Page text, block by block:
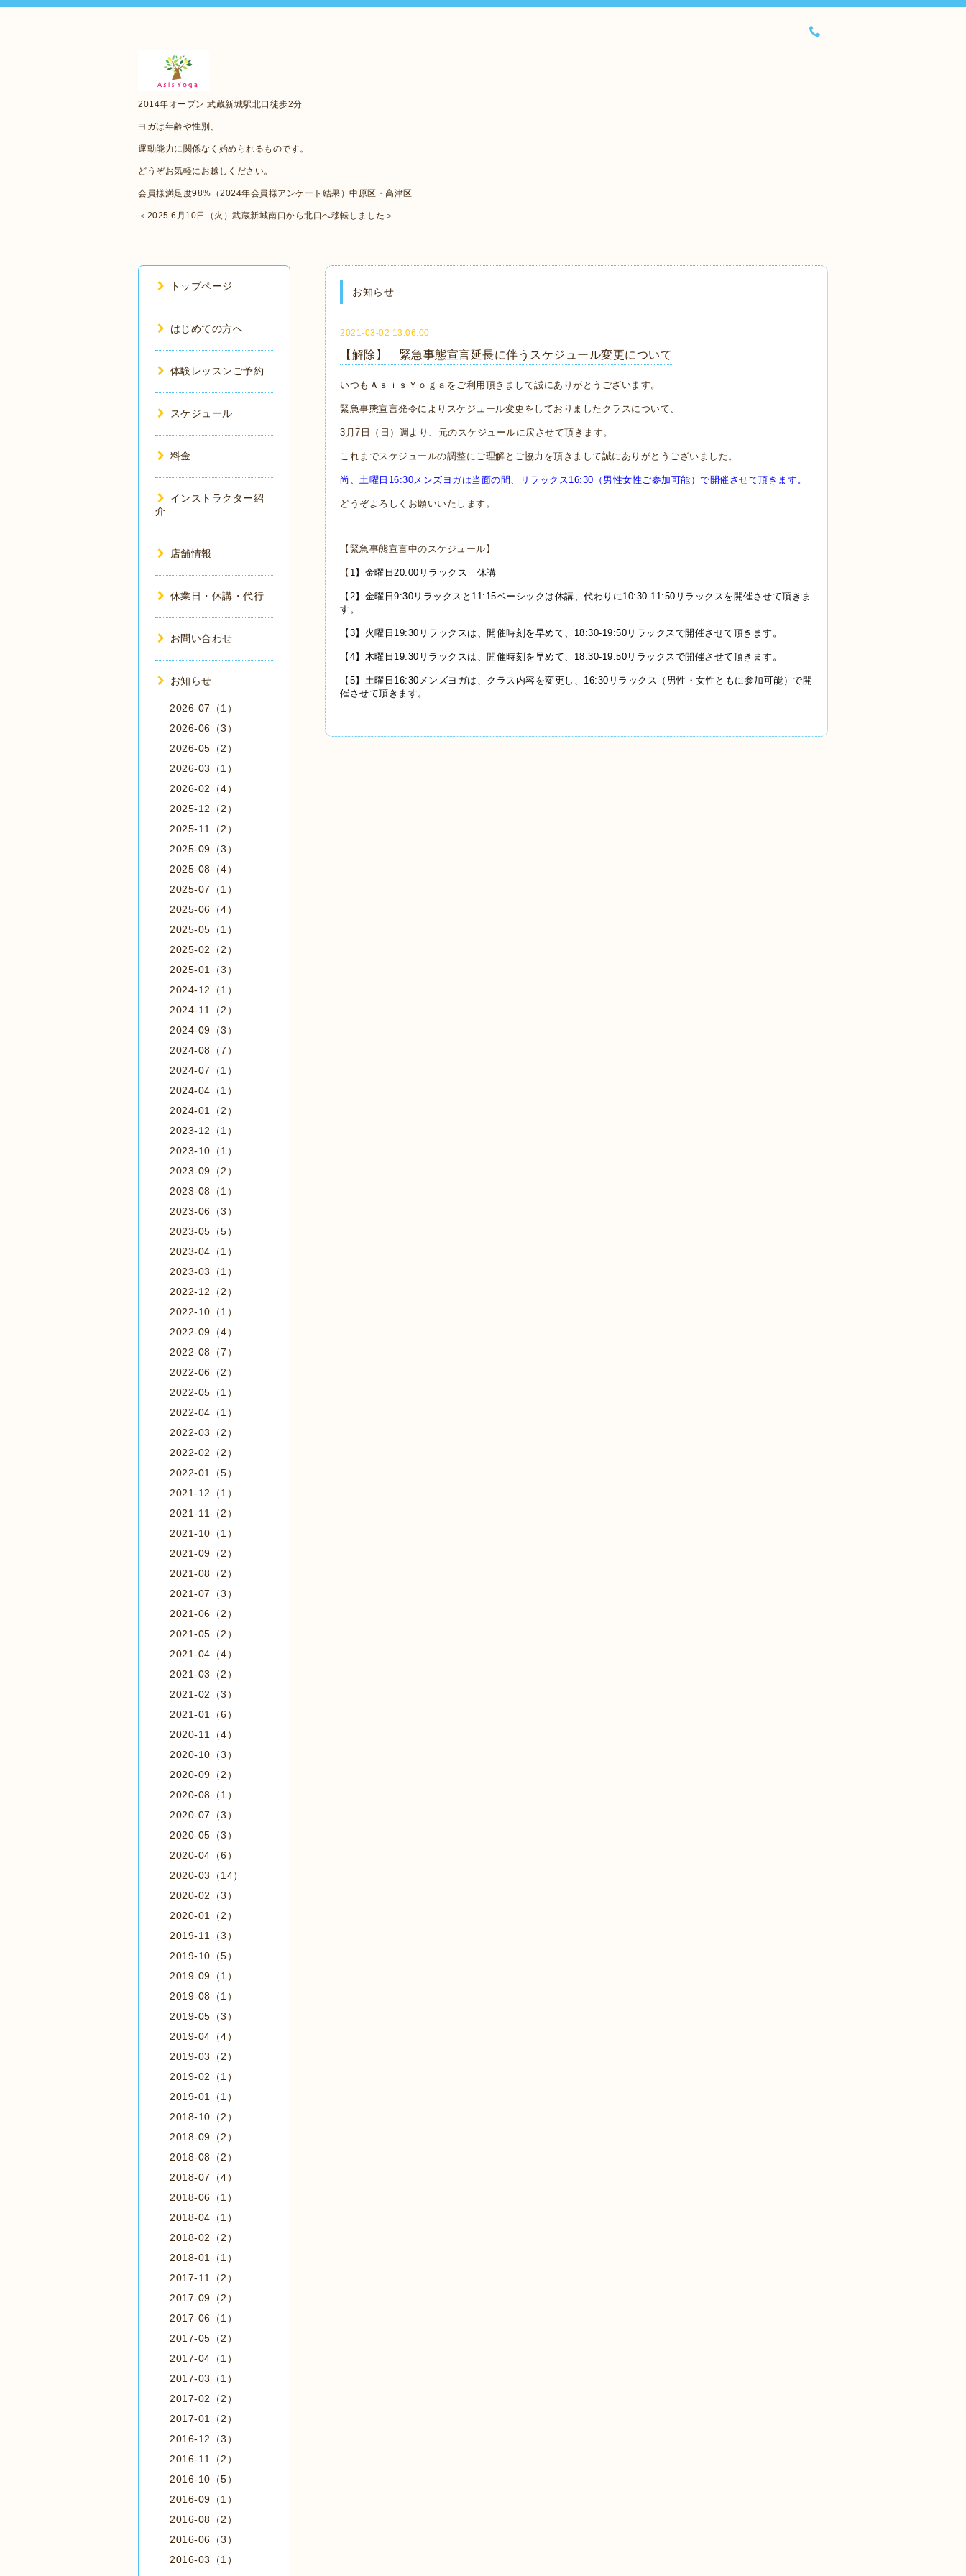
2014年オープン 武蔵新城駅北口徒歩2分
ヨガは年齢や性別、
運動能力に関係なく始められるものです。
どうぞお気軽にお越しください。
会員様満足度98%（2024年会員様アンケート結果）中原区・高津区
＜2025.6月10日（火）武蔵新城南口から北口へ移転しました＞
お知らせ
2021-03-02 13:06:00
【解除】 緊急事態宣言延長に伴うスケジュール変更について
いつもＡｓｉｓＹｏｇａをご利用頂きまして誠にありがとうございます。
緊急事態宣言発令によりスケジュール変更をしておりましたクラスについて、
3月7日（日）週より、元のスケジュールに戻させて頂きます。
これまでスケジュールの調整にご理解とご協力を頂きまして誠にありがとうございました。
尚、土曜日16:30メンズヨガは当面の間、リラックス16:30（男性女性ご参加可能）で開催させて頂きます。
どうぞよろしくお願いいたします。
【緊急事態宣言中のスケジュール】
【 1】 金曜日20:00 リラックス 休講
【2】 金曜日9:30リラックスと11:15ベーシックは休講、 代わりに10:30-11:50リラックスを開催させて頂きま
す。
【3】 火曜日19:30リラックスは、開催時刻を早めて、18:30-19:50リラックスで開催させて頂きます。
【4】 木曜日19:30リラックスは、開催時刻を早めて、18:30-19:50リラックスで開催させて頂きます。
【5】 土曜日16:30メンズヨガは、クラス内容を変更し、16:30リラックス（男性・女性ともに参加可能）で開
催させて頂きます。
トップページ
はじめての方へ
体験レッスンご予約
スケジュール
料金
インストラクター紹
介
店舗情報
休業日・休講・代行
お問い合わせ
お知らせ
2026-07（1）
2026-06（3）
2026-05（2）
2026-03（1）
2026-02（4）
2025-12（2）
2025-11（2）
2025-09（3）
2025-08（4）
2025-07（1）
2025-06（4）
2025-05（1）
2025-02（2）
2025-01（3）
2024-12（1）
2024-11（2）
2024-09（3）
2024-08（7）
2024-07（1）
2024-04（1）
2024-01（2）
2023-12（1）
2023-10（1）
2023-09（2）
2023-08（1）
2023-06（3）
2023-05（5）
2023-04（1）
2023-03（1）
2022-12（2）
2022-10（1）
2022-09（4）
2022-08（7）
2022-06（2）
2022-05（1）
2022-04（1）
2022-03（2）
2022-02（2）
2022-01（5）
2021-12（1）
2021-11（2）
2021-10（1）
2021-09（2）
2021-08（2）
2021-07（3）
2021-06（2）
2021-05（2）
2021-04（4）
2021-03（2）
2021-02（3）
2021-01（6）
2020-11（4）
2020-10（3）
2020-09（2）
2020-08（1）
2020-07（3）
2020-05（3）
2020-04（6）
2020-03（14）
2020-02（3）
2020-01（2）
2019-11（3）
2019-10（5）
2019-09（1）
2019-08（1）
2019-05（3）
2019-04（4）
2019-03（2）
2019-02（1）
2019-01（1）
2018-10（2）
2018-09（2）
2018-08（2）
2018-07（4）
2018-06（1）
2018-04（1）
2018-02（2）
2018-01（1）
2017-11（2）
2017-09（2）
2017-06（1）
2017-05（2）
2017-04（1）
2017-03（1）
2017-02（2）
2017-01（2）
2016-12（3）
2016-11（2）
2016-10（5）
2016-09（1）
2016-08（2）
2016-06（3）
2016-03（1）